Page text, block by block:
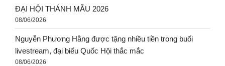
ĐẠI HỘI THÁNH MẪU 2026
08/06/2026
Nguyễn Phương Hằng được tặng nhiều tiền trong buổi
livestream, đại biểu Quốc Hội thắc mắc
08/06/2026